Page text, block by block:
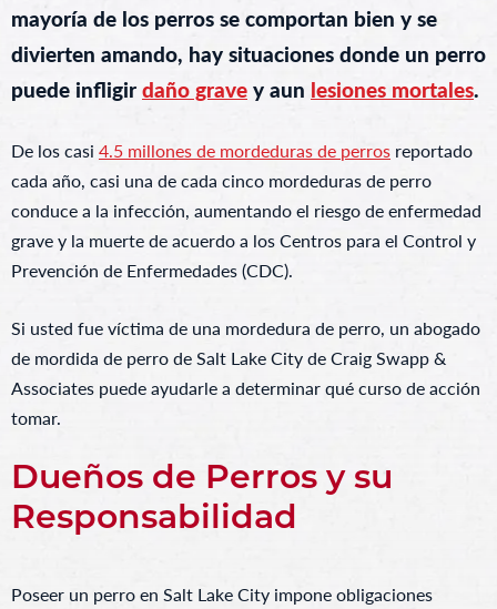
mayoría de los perros se comportan bien y se
divierten amando, hay situaciones donde un perro
puede infligirdaño gravey aun lesiones mortales.
De los casi 4.5 millones de mordeduras de perros reportado
cada año, casi una de cada cinco mordeduras de perro
conduce a la infección, aumentando el riesgo de enfermedad
grave y la muerte de acuerdo a los Centros para el Control y
Prevención de Enfermedades (CDC).
Si usted fue víctima de una mordedura de perro, un abogado
de mordida de perro de Salt Lake City de Craig Swapp &
Associates puede ayudarle a determinar qué curso de acción
tomar.
Dueños de Perros y su
Responsabilidad
Poseer un perro en Salt Lake City impone obligaciones